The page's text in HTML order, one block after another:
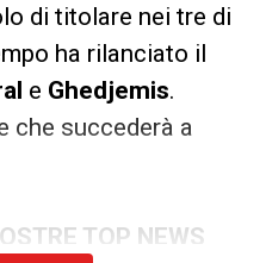
di titolare nei tre di
ha rilanciato il
e Ghedjemis.
che succederà a
TOP NEWS